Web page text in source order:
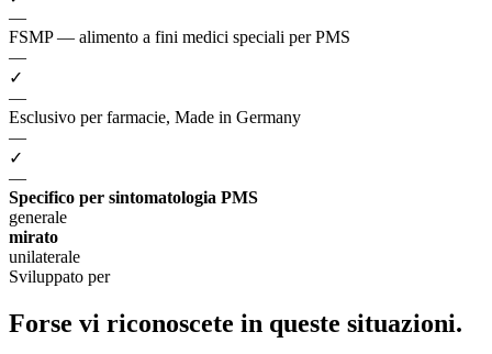
—
FSMP — alimento a fini medici speciali per PMS
—
✓
—
Esclusivo per farmacie, Made in Germany
—
✓
—
Specifico per sintomatologia PMS
generale
mirato
unilaterale
Sviluppato per
Forse vi riconoscete in queste situazioni.